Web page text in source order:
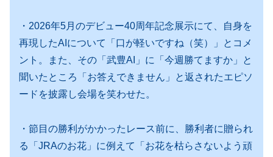
・2026年5月のデビュー40周年記念展示にて、自身を
再現したAIについて「口が軽いですね（笑）」とコメ
ント。また、その「武豊AI」に「今週勝てますか」と
聞いたところ「お答えできません」と返されたエピソ
ードを披露し会場を笑わせた。
・節目の勝利がかかったレース前に、勝利者に贈られ
る「JRAのお花」に例えて「お花を枯らさないよう頑